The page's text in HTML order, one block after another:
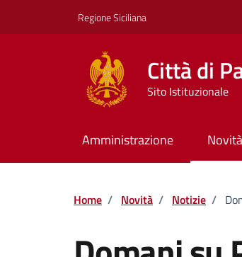
Regione Siciliana
Città di
Sito Istituzionale
Amministrazione Novità
Home / Novità / Notizie /